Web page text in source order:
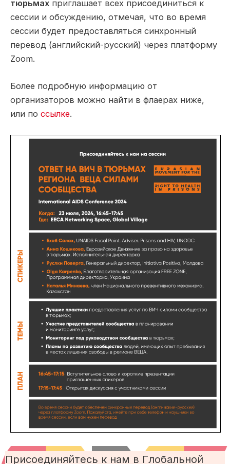
тюрьмах приглашает всех присоединиться к
сессии и обсуждению, отмечая, что во время
сессии будет предоставляться синхронный
перевод (английский-русский) через платформу
Zoom.
Более подробную информацию от
организаторов можно найти в флаерах ниже,
или по ссылке.
Присоединяйтесь к нам в Глобальной